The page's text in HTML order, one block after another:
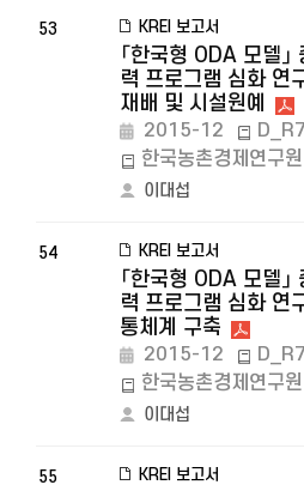
53 KREI 보고서
「한국형 ODA 모델
력 프로그램 심화 연
재배 및 시설원예
2015-12
한국농촌경제연구원
이대섭
54 KREI 보고서
「한국형 ODA 모델
력 프로그램 심화 연
통체계 구축
2015-12
한국농촌경제연구원
이대섭
55 KREI 보고서